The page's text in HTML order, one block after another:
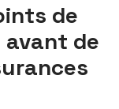
de
de